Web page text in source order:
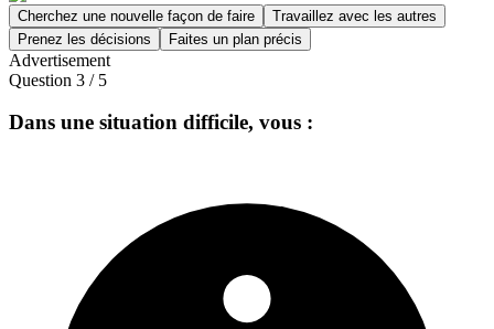
Cherchez une nouvelle façon de faire
Travaillez avec les autres
Prenez les décisions
Faites un plan précis
Advertisement
Question 3 / 5
Dans une situation difficile, vous :